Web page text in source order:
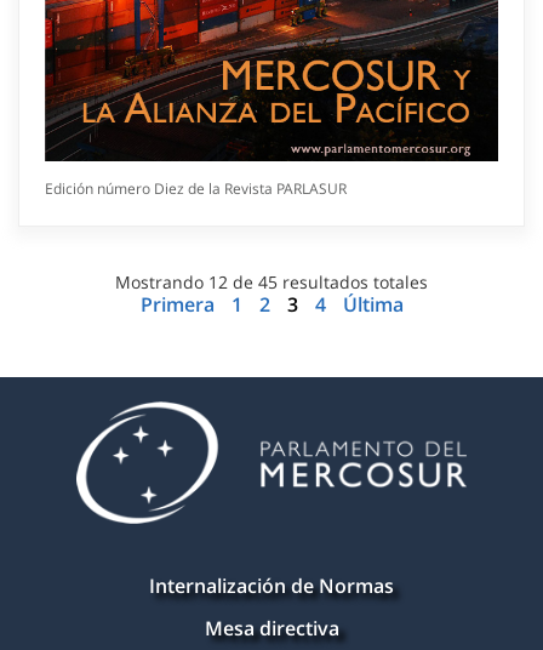
Edición número Diez de la Revista PARLASUR
Mostrando 12 de 45 resultados totales
Primera 1 2 3 4 Última
Internalización de Normas
Mesa directiva